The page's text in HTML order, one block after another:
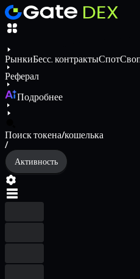
РынкиБесс. контрактыСпот
Реферал
Подробнее
Поиск токена/кошелька
/
Активность